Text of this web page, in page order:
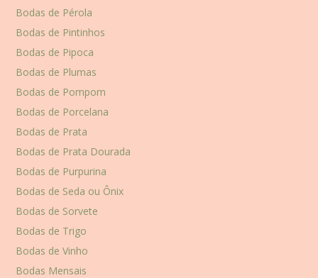
Bodas de Pérola
Bodas de Pintinhos
Bodas de Pipoca
Bodas de Plumas
Bodas de Pompom
Bodas de Porcelana
Bodas de Prata
Bodas de Prata Dourada
Bodas de Purpurina
Bodas de Seda ou Ônix
Bodas de Sorvete
Bodas de Trigo
Bodas de Vinho
Bodas Mensais